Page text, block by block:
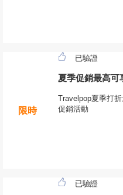
限時
已驗證
夏季促銷最高可
Travelpop夏季打
促銷活動
已驗證